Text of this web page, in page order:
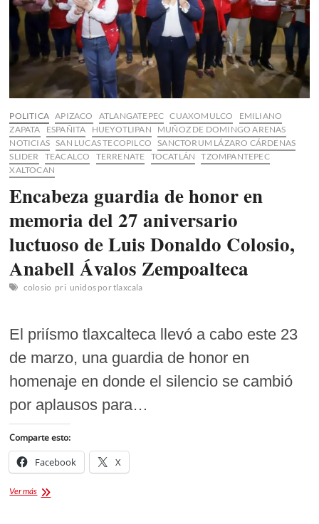
POLITICA APIZACO ATLANGATEPEC CUAXOMULCO
EMILIANO
ZAPATA
ESPAÑITA HUEYOTLIPAN
MUÑOZ DE DOMINGO ARENAS
NOTICIAS SAN LUCAS TECOPILCO
SANCTORUM LÁZARO CÁRDENAS
SLIDER
TEACALCO TERRENATE TOCATLÁN
TZOMPANTEPEC
XALTOCAN
Encabeza guardia de honor en
memoria del 27 aniversario
luctuoso de Luis Donaldo Colosio,
Anabell Ávalos Zempoalteca
colosio pri unidos por tlaxcala
El priísmo tlaxcalteca llevó a cabo este 23
de marzo, una guardia de honor en
homenaje en donde el silencio se cambió
por aplausos para…
Comparte esto:
Facebook X
Ver másEncabeza